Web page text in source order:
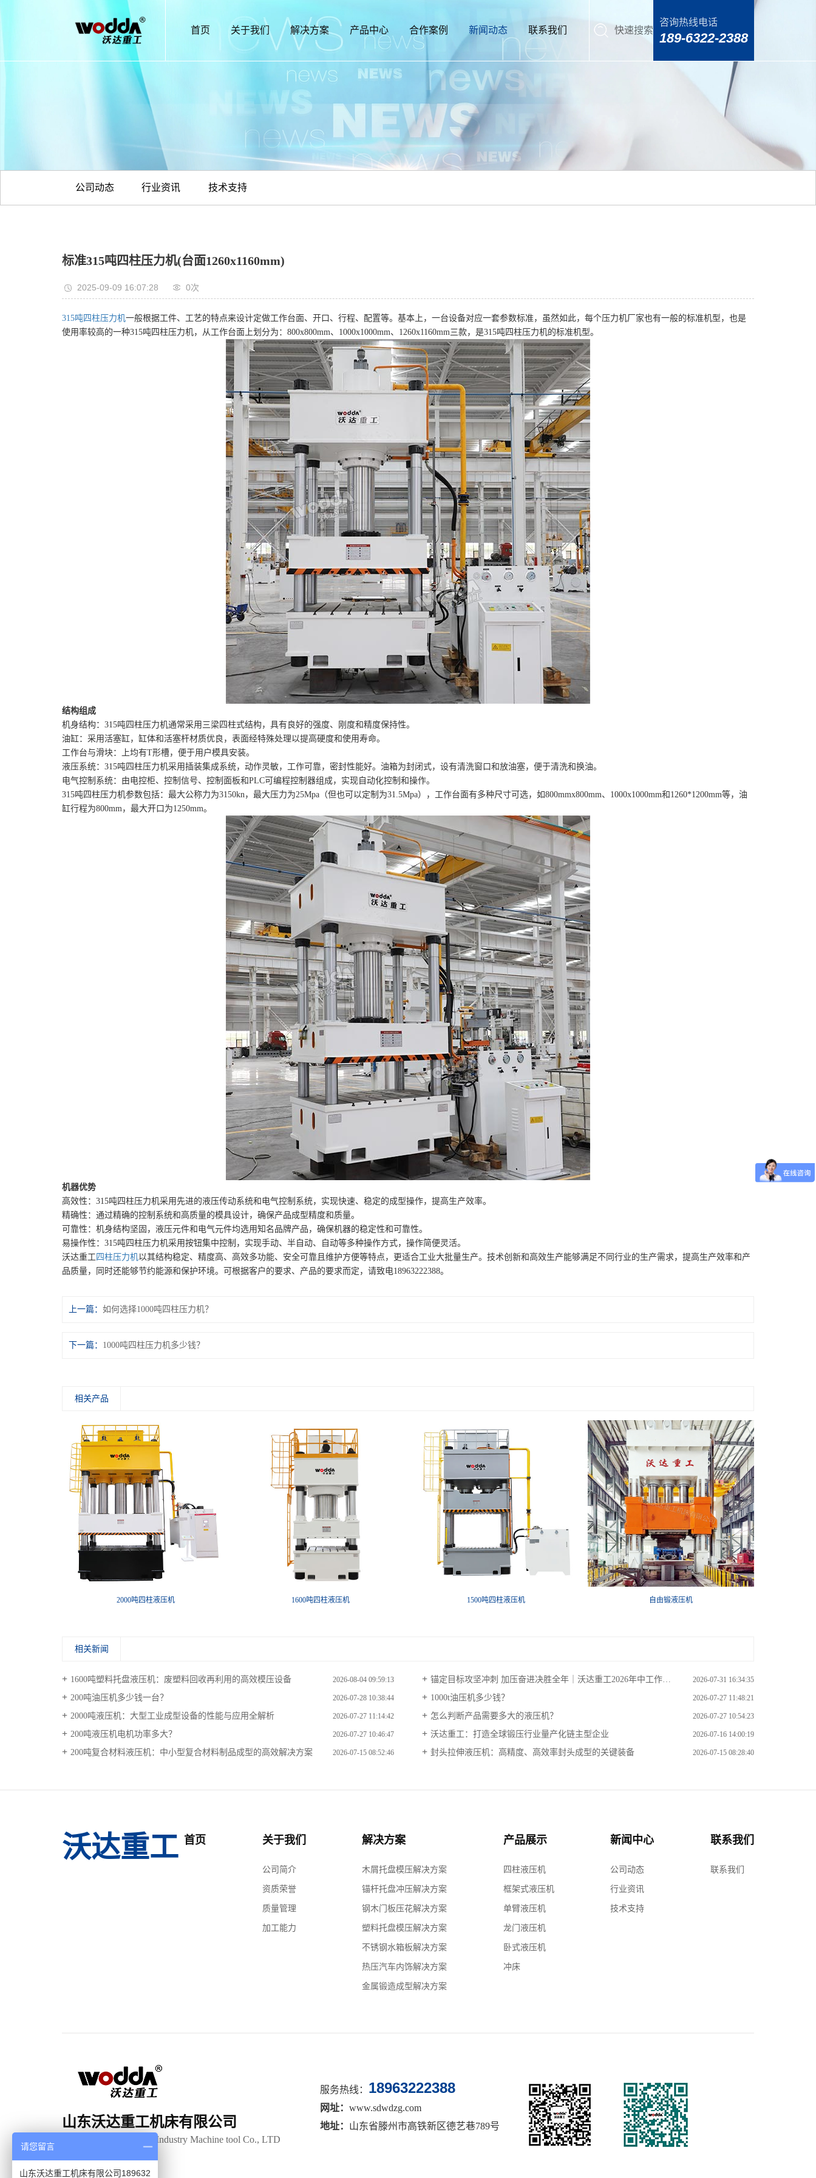
首页 关于我们 解决方案 产品中心 合作案例 新闻动态 联系我们 快速搜索
咨询热线电话
189-6322-2388
公司动态 行业资讯 技术支持
标准315吨四柱压力机(台面1260x1160mm)
2025-09-09 16:07:28 0次
315吨四柱压力机一般根据工件、工艺的特点来设计定做工作台面、开口、行程、配置等。基本上，一台设备对应一套参数标准，虽然如此，每个压力机厂家也有一般的标准机型，也是
使用率较高的一种315吨四柱压力机，从工作台面上划分为：800x800mm、1000x1000mm、1260x1160mm三款，是315吨四柱压力机的标准机型。
结构组成
机身结构：315吨四柱压力机通常采用三梁四柱式结构，具有良好的强度、刚度和精度保持性。
油缸：采用活塞缸，缸体和活塞杆材质优良，表面经特殊处理以提高硬度和使用寿命。
工作台与滑块：上均有T形槽，便于用户模具安装。
液压系统：315吨四柱压力机采用插装集成系统，动作灵敏，工作可靠，密封性能好。油箱为封闭式，设有清洗窗口和放油塞，便于清洗和换油。
电气控制系统：由电控柜、控制信号、控制面板和PLC可编程控制器组成，实现自动化控制和操作。
315吨四柱压力机参数包括：最大公称力为3150kn，最大压力为25Mpa（但也可以定制为31.5Mpa），工作台面有多种尺寸可选，如800mmx800mm、1000x1000mm和1260*1200mm等，油
缸行程为800mm，最大开口为1250mm。
机器优势
高效性：315吨四柱压力机采用先进的液压传动系统和电气控制系统，实现快速、稳定的成型操作，提高生产效率。
精确性：通过精确的控制系统和高质量的模具设计，确保产品成型精度和质量。
可靠性：机身结构坚固，液压元件和电气元件均选用知名品牌产品，确保机器的稳定性和可靠性。
易操作性：315吨四柱压力机采用按钮集中控制，实现手动、半自动、自动等多种操作方式，操作简便灵活。
沃达重工 四柱压力机以其结构稳定、精度高、高效多功能、安全可靠且维护方便等特点，更适合工业大批量生产。技术创新和高效生产能够满足不同行业的生产需求，提高生产效率和产
品质量，同时还能够节约能源和保护环境。可根据客户的要求、产品的要求而定，请致电18963222388。
上一篇： 如何选择1000吨四柱压力机？
下一篇： 1000吨四柱压力机多少钱？
相关产品
2000吨四柱液压机 1600吨四柱液压机 1500吨四柱液压机 自由锻液压机
相关新闻
1600吨塑料托盘液压机：废塑料回收再利用的高效模压设备 2026-08-04 09:59:13 锚定目标攻坚冲刺 加压奋进决胜全年｜沃达重工2026年中工作会议 2026-07-31 16:34:35
200吨油压机多少钱一台？ 2026-07-28 10:38:44 1000t油压机多少钱？ 2026-07-27 11:48:21
2000吨液压机：大型工业成型设备的性能与应用全解析 2026-07-27 11:14:42 怎么判断产品需要多大的液压机？ 2026-07-27 10:54:23
200吨液压机电机功率多大？ 2026-07-27 10:46:47 沃达重工：打造全球锻压行业量产化链主型企业 2026-07-16 14:00:19
200吨复合材料液压机：中小型复合材料制品成型的高效解决方案 2026-07-15 08:52:46 封头拉伸液压机：高精度、高效率封头成型的关键装备 2026-07-15 08:28:40
沃达重工 首页 关于我们
公司简介
资质荣誉
质量管理
加工能力
解决方案
木屑托盘模压解决方案
锚杆托盘冲压解决方案
钢木门板压花解决方案
塑料托盘模压解决方案
不锈钢水箱板解决方案
热压汽车内饰解决方案
金属锻造成型解决方案
产品展示
四柱液压机
框架式液压机
单臂液压机
龙门液压机
卧式液压机
冲床
新闻中心
公司动态
行业资讯
技术支持
联系我们
联系我们
山东沃达重工机床有限公司
Shandong Woda Heavy Industry Machine tool Co., LTD
服务热线： 18963222388
网址： www.sdwdzg.com
地址： 山东省滕州市高铁新区德艺巷789号
请您留言
山东沃达重工机床有限公司189632